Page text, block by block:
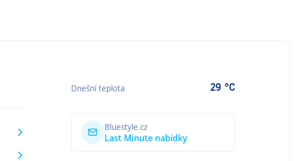
Dnešní teplota 29 °C
Bluestyle.cz
Last Minute nabídky